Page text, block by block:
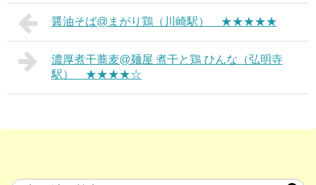
醤油そば@まがり鶏（川崎駅） ★★★★★
濃厚煮干蕎麦@麺屋 煮干と鶏 ひんな（弘明寺
駅） ★★★★☆